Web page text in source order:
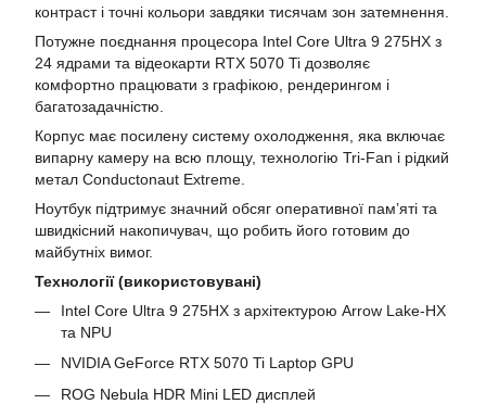
контраст і точні кольори завдяки тисячам зон затемнення.
Потужне поєднання процесора Intel Core Ultra 9 275HX з
24 ядрами та відеокарти RTX 5070 Ti дозволяє
комфортно працювати з графікою, рендерингом і
багатозадачністю.
Корпус має посилену систему охолодження, яка включає
випарну камеру на всю площу, технологію Tri-Fan і рідкий
метал Conductonaut Extreme.
Ноутбук підтримує значний обсяг оперативної пам’яті та
швидкісний накопичувач, що робить його готовим до
майбутніх вимог.
Технології (використовувані)
Intel Core Ultra 9 275HX з архітектурою Arrow Lake-HX
та NPU
NVIDIA GeForce RTX 5070 Ti Laptop GPU
ROG Nebula HDR Mini LED дисплей